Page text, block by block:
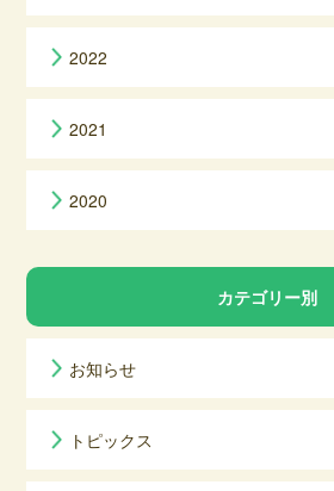
2022
2021
2020
カテゴリー別
お知らせ
トピックス